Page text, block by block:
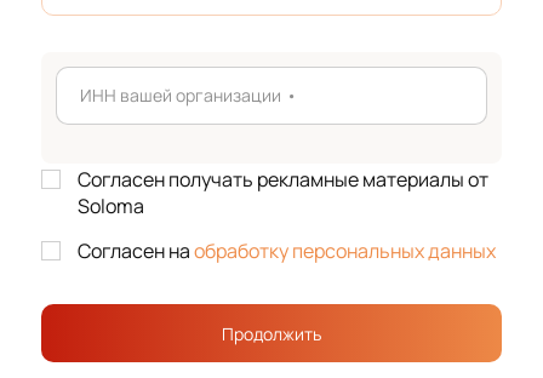
ИНН вашей организации •
Согласен получать рекламные материалы от
Soloma
Согласен наобработку персональных данных
Продолжить